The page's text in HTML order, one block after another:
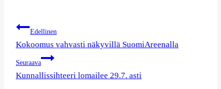
Artikkelien
selaus
Edellinen
Kokoomus vahvasti näkyvillä SuomiAreenalla
Seuraava
Kunnallissihteeri lomailee 29.7. asti